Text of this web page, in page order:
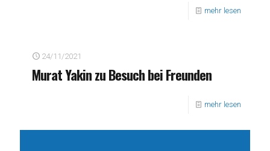
mehr lesen
24/11/2021
Murat Yakin zu Besuch bei Freunden
mehr lesen